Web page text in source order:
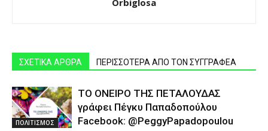
Orbiglosa
ΣΧΕΤΙΚΑ ΑΡΘΡΑ ΠΕΡΙΣΣΟΤΕΡΑ ΑΠΟ ΤΟΝ ΣΥΓΓΡΑΦΕΑ
ΠΟΛΙΤΙΣΜΟΣ
ΤΟ ΟΝΕΙΡΟ ΤΗΣ ΠΕΤΑΛΟΥΔΑΣ
γράφει Πέγκυ Παπαδοπούλου
Facebook: @PeggyPapadopoulou